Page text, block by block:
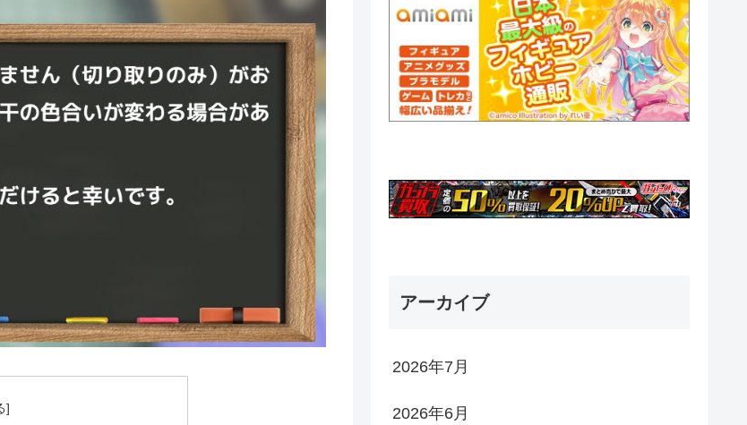
アーカイブ
2026年7月
2026年6月